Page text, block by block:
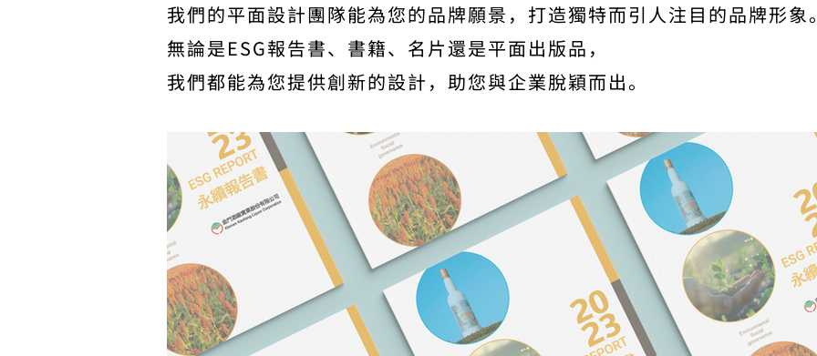
我們的平面設計團隊能為您的品牌願景，打造獨特而引人注目的品牌形象
無論是ESG報告書、書籍、名片還是平面出版品，
我們都能為您提供創新的設計，助您與企業脫穎而出。